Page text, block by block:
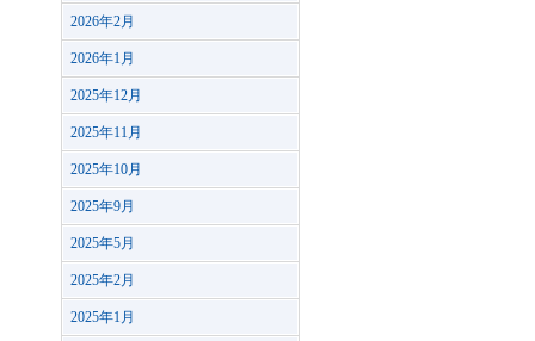
2026年2月
2026年1月
2025年12月
2025年11月
2025年10月
2025年9月
2025年5月
2025年2月
2025年1月